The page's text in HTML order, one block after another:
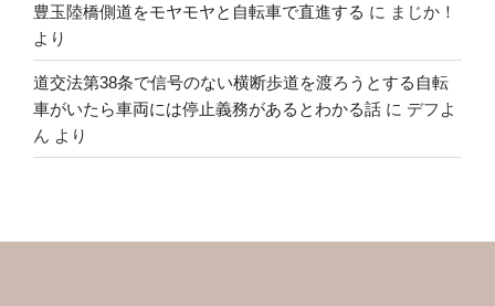
豊玉陸橋側道をモヤモヤと自転車で直進する に まじか！
より
道交法第38条で信号のない横断歩道を渡ろうとする自転
車がいたら車両には停止義務があるとわかる話 に デフよ
ん より